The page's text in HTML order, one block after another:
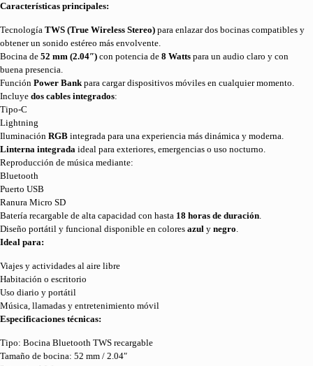
Características principales:
Tecnología TWS (True Wireless Stereo) para enlazar dos bocinas compatibles y
obtener un sonido estéreo más envolvente.
Bocina de 52 mm (2.04″) con potencia de 8 Watts para un audio claro y con
buena presencia.
Función Power Bankpara cargar dispositivos móviles en cualquier momento.
Incluye dos cables integrados:
Tipo-C
Lightning
Iluminación RGB integrada para una experiencia más dinámica y moderna.
Linterna integrada ideal para exteriores, emergencias o uso nocturno.
Reproducción de música mediante:
Bluetooth
Puerto USB
Ranura Micro SD
Batería recargable de alta capacidad con hasta 18 horas de duración.
Diseño portátil y funcional disponible en colores azul y negro.
Ideal para:
Viajes y actividades al aire libre
Habitación o escritorio
Uso diario y portátil
Música, llamadas y entretenimiento móvil
Especificaciones técnicas:
Tipo: Bocina Bluetooth TWS recargable
Tamaño de bocina: 52 mm / 2.04″